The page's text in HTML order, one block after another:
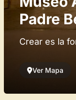
Padre
Crear es la
Ver Mapa